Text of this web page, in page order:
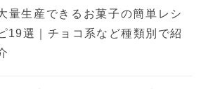
量生産できるお菓子の簡単レシ
19選｜チョコ系など種類別で紹